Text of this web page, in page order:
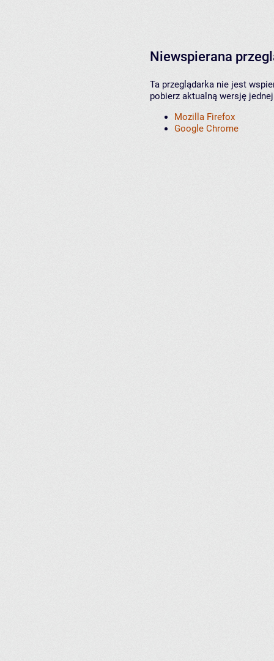
Niewspierana
Ta przeglądarka nie jest
pobierz aktualną wersję
Mozilla Firefox
Google Chrome